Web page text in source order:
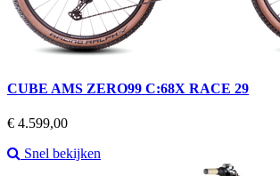
CUBE AMS ZERO99 C:68X RACE 29
Prijs
€ 4.599,00
Snel bekijken